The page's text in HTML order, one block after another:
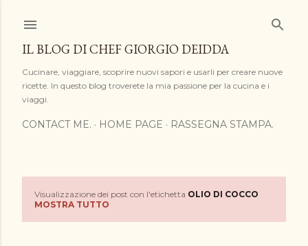
IL BLOG DI CHEF GIORGIO DEIDDA
Cucinare, viaggiare, scoprire nuovi sapori e usarli per creare nuove
ricette. In questo blog troverete la mia passione per la cucina e i
viaggi.
CONTACT ME. HOME PAGE RASSEGNA STAMPA.
Visualizzazione dei post con l'etichetta OLIO DI COCCO
MOSTRA TUTTO